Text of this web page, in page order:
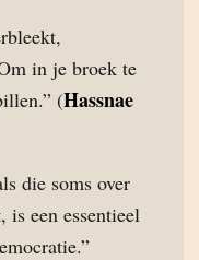
in je broek te
(Hassnae
die soms over
is een essentieel